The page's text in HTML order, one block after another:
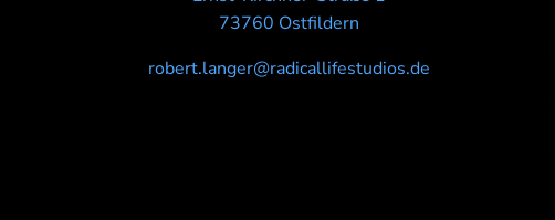
73760 Ostfildern
robert.langer@radicallifestudios.de